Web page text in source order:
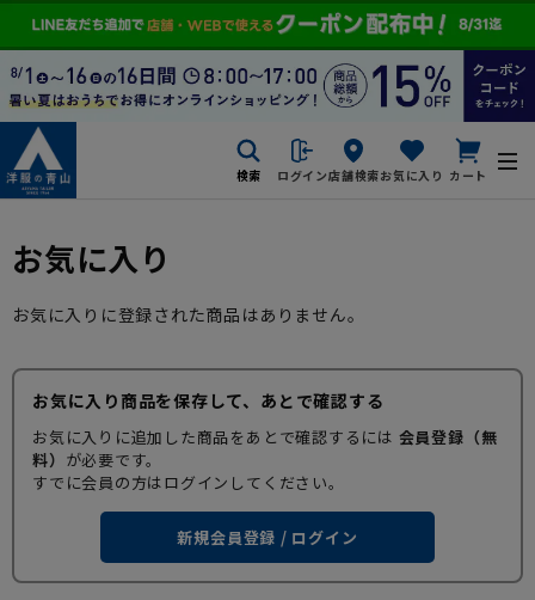
検索 ログイン店舗検索お気に入り カート
お気に入り
お気に入りに登録された商品はありません。
お気に入り商品を保存して、あとで確認する
お気に入りに追加した商品をあとで確認するには 会員登録（無
料） が必要です。
すでに会員の方はログインしてください。
新規会員登録 / ログイン